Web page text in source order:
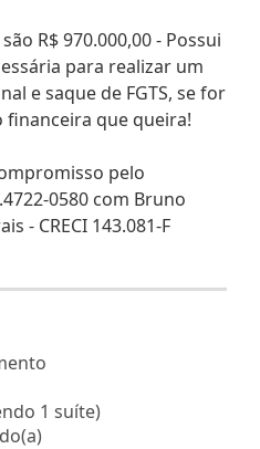
R$ 970.000,00 - Possui
para realizar um
e saque de FGTS, se for
financeira que queira!
pelo
0580 com Bruno
- CRECI 143.081-F
1 suíte)